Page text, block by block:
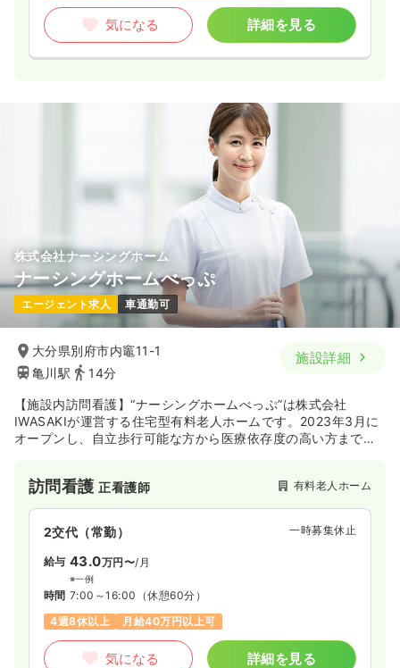
気になる 詳細を見る
株式会社ナーシングホーム
ナーシングホームべっぷ
エージェント求人 車通勤可
大分県別府市内竈11-1
亀川駅
14分
施設詳細
【施設内訪問看護】“ナーシングホームべっぷ”は株式会社
IWASAKIが運営する住宅型有料老人ホームです。2023年3月に
オープンし、自立歩行可能な方から医療依存度の高い方までの
訪問看護正看護師 有料老人ホーム
2交代（常勤） 一時募集休止
給与 43.0万円〜/月
※一例
時間 7:00～16:00 （休憩60分）
4週8休以上
月給40万円以上可
気になる 詳細を見る